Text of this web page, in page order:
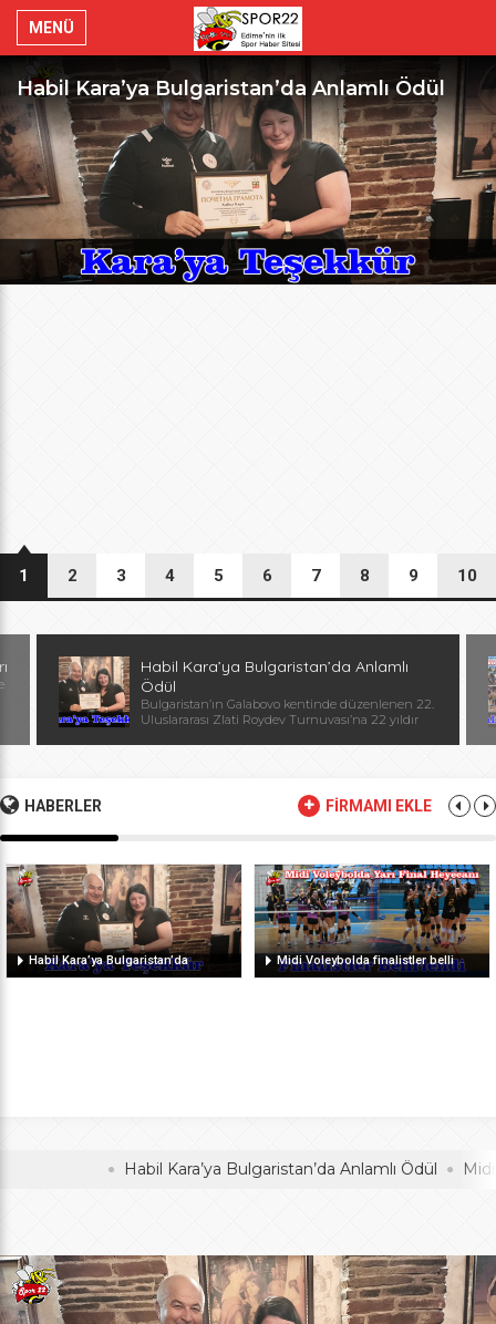
MENÜ
Habil Kara’ya Bulgaristan’da Anlamlı Ödül
1 2 3 4 5 6 7 8 9 10
Habil Kara’ya Bulgaristan’da Anlamlı
Ödül
Bulgaristan’ın Galabovo kentinde düzenlenen 22.
Uluslararası Zlati Roydev Turnuvası’na 22 yıldır
Federasyonu Başkanı, Avrupa ve Dünya
Şampiyonu, olimpiyat ikincisi Stanka Zlateva
HABERLER FİRMAMI EKLE
Habil Kara’ya Bulgaristan’da Midi Voleybolda finalistler belli
Habil Kara’ya Bulgaristan’da Anlamlı Ödül Midi